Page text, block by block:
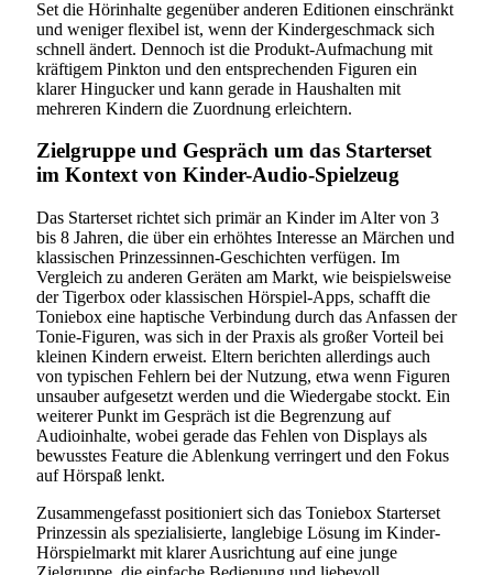
Set die Hörinhalte gegenüber anderen Editionen einschränkt
und weniger flexibel ist, wenn der Kindergeschmack sich
schnell ändert. Dennoch ist die Produkt-Aufmachung mit
kräftigem Pinkton und den entsprechenden Figuren ein
klarer Hingucker und kann gerade in Haushalten mit
mehreren Kindern die Zuordnung erleichtern.
Zielgruppe und Gespräch um das Starterset
im Kontext von Kinder-Audio-Spielzeug
Das Starterset richtet sich primär an Kinder im Alter von 3
bis 8 Jahren, die über ein erhöhtes Interesse an Märchen und
klassischen Prinzessinnen-Geschichten verfügen. Im
Vergleich zu anderen Geräten am Markt, wie beispielsweise
der Tigerbox oder klassischen Hörspiel-Apps, schafft die
Toniebox eine haptische Verbindung durch das Anfassen der
Tonie-Figuren, was sich in der Praxis als großer Vorteil bei
kleinen Kindern erweist. Eltern berichten allerdings auch
von typischen Fehlern bei der Nutzung, etwa wenn Figuren
unsauber aufgesetzt werden und die Wiedergabe stockt. Ein
weiterer Punkt im Gespräch ist die Begrenzung auf
Audioinhalte, wobei gerade das Fehlen von Displays als
bewusstes Feature die Ablenkung verringert und den Fokus
auf Hörspaß lenkt.
Zusammengefasst positioniert sich das Toniebox Starterset
Prinzessin als spezialisierte, langlebige Lösung im Kinder-
Hörspielmarkt mit klarer Ausrichtung auf eine junge